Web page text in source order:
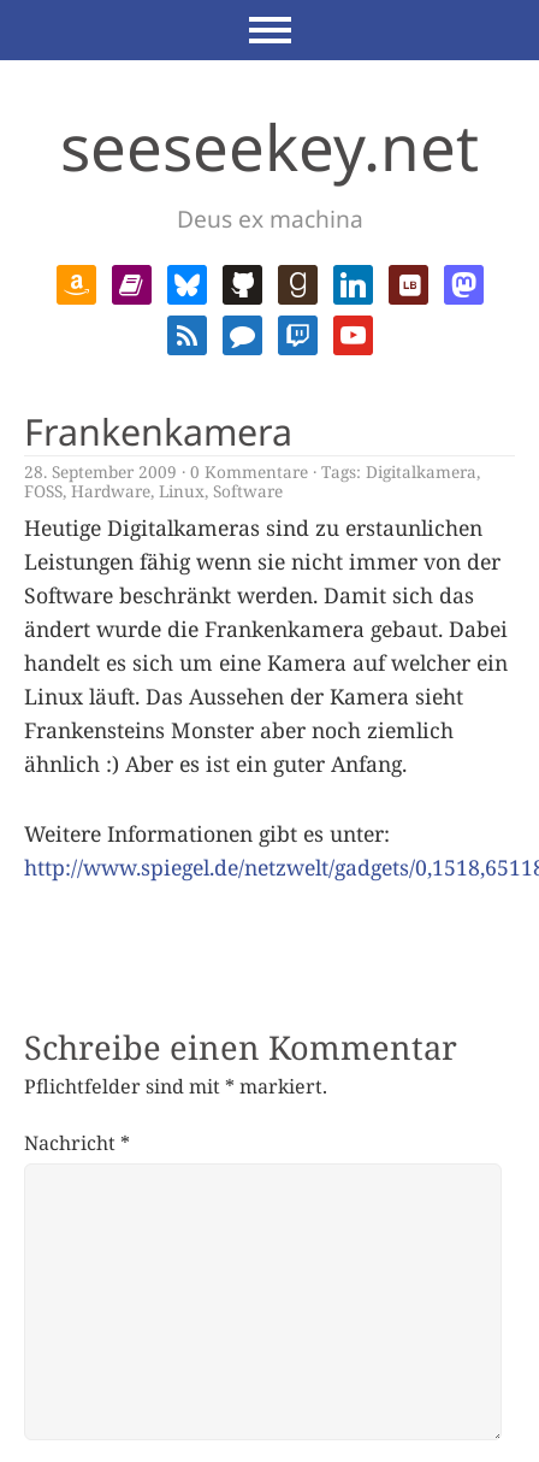
seeseekey.net
Deus ex machina
Frankenkamera
28. September 2009 0 Kommentare Tags: Digitalkamera,
FOSS,Hardware, Linux, Software
Heutige Digitalkameras sind zu erstaunlichen
Leistungen fähig wenn sie nicht immer von der
Software beschränkt werden. Damit sich das
ändert wurde die Frankenkamera gebaut. Dabei
handelt es sich um eine Kamera auf welcher ein
Linux läuft. Das Aussehen der Kamera sieht
Frankensteins Monster aber noch ziemlich
ähnlich :) Aber es ist ein guter Anfang.
Weitere Informationen gibt es unter:
http://www.spiegel.de/netzwelt/gadgets/
Schreibe einen Kommentar
Pflichtfelder sind mit * markiert.
Nachricht *